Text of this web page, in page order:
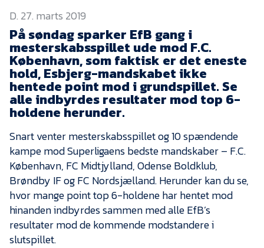
Sydvestjysk Fodbold
Samarbejde
Partnere
Blue Water Arena
Aktionærinformation
Kontakt
Job i EfB
Presse
D. 27. marts 2019
På søndag sparker EfB gang i
mesterskabsspillet ude mod F.C.
København, som faktisk er det eneste
hold, Esbjerg-mandskabet ikke
hentede point mod i grundspillet. Se
alle indbyrdes resultater mod top 6-
holdene herunder.
Snart venter mesterskabsspillet og 10 spændende
kampe mod Superligaens bedste mandskaber – F.C.
København, FC Midtjylland, Odense Boldklub,
Brøndby IF og FC Nordsjælland. Herunder kan du se,
hvor mange point top 6-holdene har hentet mod
hinanden indbyrdes sammen med alle EfB’s
resultater mod de kommende modstandere i
slutspillet.